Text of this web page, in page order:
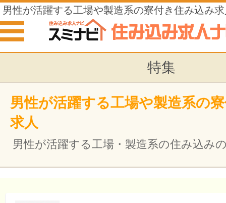
男性が活躍する工場や製造系の寮付き住み込み
特集
男性が活躍する工場や製造系の
求人
男性が活躍する工場・製造系の住み込み